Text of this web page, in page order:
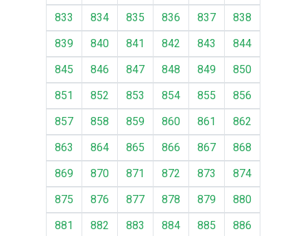
833
834 835 836 837
838
839
840 841 842 843
844
845
846 847 848 849
850
851
852 853 854 855
856
857
858 859 860 861
862
863
864 865 866 867
868
869
870 871 872 873
874
875
876 877 878 879
880
881
882 883 884 885
886